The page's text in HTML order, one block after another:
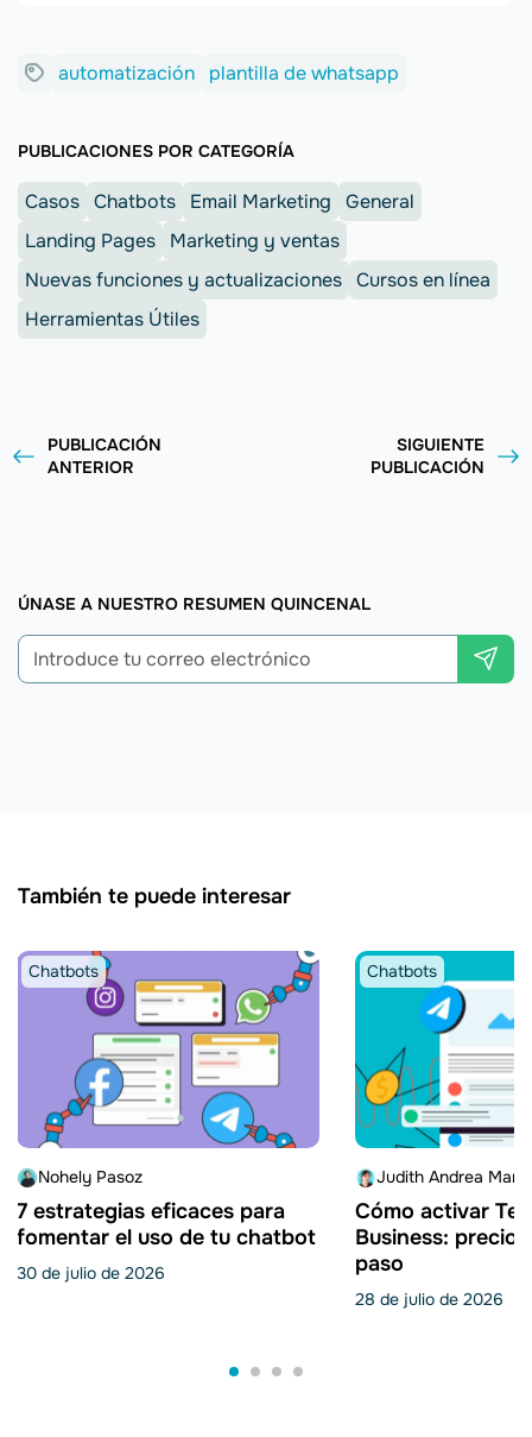
automatización plantilla de whatsapp
PUBLICACIONES POR CATEGORÍA
Casos Chatbots Email Marketing
General
Landing Pages
Marketing y ventas
Nuevas funciones y actualizaciones Cursos en línea
Herramientas Útiles
PUBLICACIÓN
ANTERIOR
SIGUIENTE
PUBLICACIÓN
ÚNASE A NUESTRO RESUMEN QUINCENAL
También te puede interesar
Chatbots
Nohely Pasoz
7 estrategias eficaces para
fomentar el uso de tu chatbot
30 de julio de 2026
Chatbots
Judith Andrea
Cómo activar
Business: precio
paso
28 de julio de 2026